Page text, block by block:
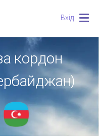
Вхід
кордон